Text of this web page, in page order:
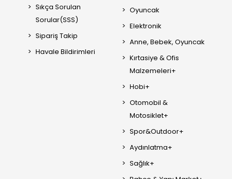
Sıkça Sorulan
Sorular(SSS)
Sipariş Takip
Havale Bildirimleri
Oyuncak
Elektronik
Anne, Bebek, Oyuncak
Kırtasiye & Ofis
Malzemeleri+
Hobi+
Otomobil &
Motosiklet+
Spor&Outdoor+
Aydınlatma+
Sağlık+